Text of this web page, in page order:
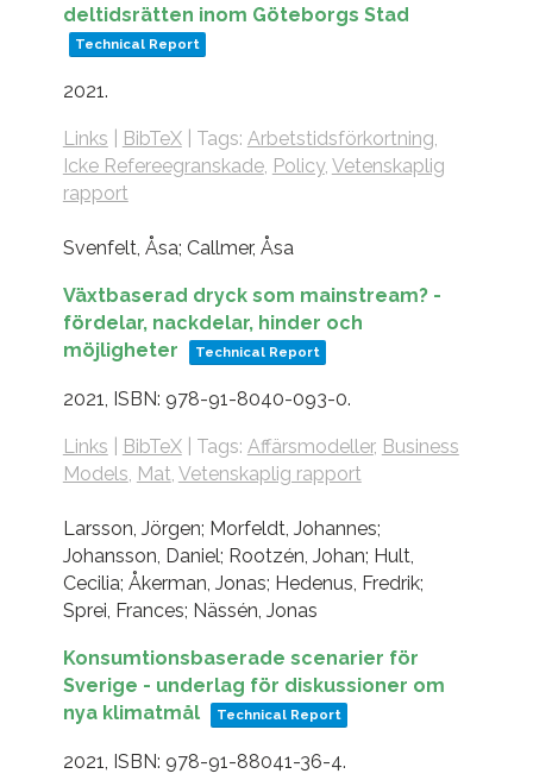
deltidsrätten inom Göteborgs Stad
Technical Report
2021.
Links BibTeX| Tags: Arbetstidsförkortning,
Icke Refereegranskade, Policy, Vetenskaplig
rapport
Svenfelt, Åsa; Callmer, Åsa
Växtbaserad dryck som mainstream? -
fördelar, nackdelar, hinder och
möjligheter
Technical Report
2021, ISBN: 978-91-8040-093-0.
Links BibTeX| Tags: Affärsmodeller, Business
Models, Mat, Vetenskaplig rapport
Larsson, Jörgen; Morfeldt, Johannes;
Johansson, Daniel; Rootzén, Johan; Hult,
Cecilia; Åkerman, Jonas; Hedenus, Fredrik;
Sprei, Frances; Nässén, Jonas
Konsumtionsbaserade scenarier för
Sverige - underlag för diskussioner om
nya klimatmål
Technical Report
2021, ISBN: 978-91-88041-36-4.